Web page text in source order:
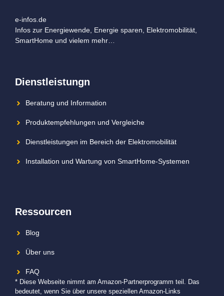
e-infos.de
Infos zur Energiewende, Energie sparen, Elektromobilität,
SmartHome und vielem mehr…
Dienstleistungn
Beratung und Information
Produktempfehlungen und Vergleiche
Dienstleistungen im Bereich der Elektromobilität
Installation und Wartung von SmartHome-Systemen
Ressourcen
Blog
Über uns
FAQ
* Diese Webseite nimmt am Amazon-Partnerprogramm teil. Das
bedeutet, wenn Sie über unsere speziellen Amazon-Links